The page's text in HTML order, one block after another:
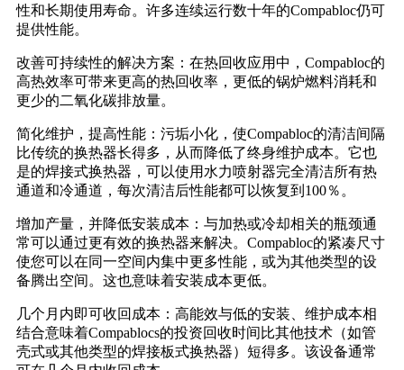
性和长期使用寿命。许多连续运行数十年的Compabloc仍可
提供性能。
改善可持续性的解决方案：在热回收应用中，Compabloc的
高热效率可带来更高的热回收率，更低的锅炉燃料消耗和
更少的二氧化碳排放量。
简化维护，提高性能：污垢小化，使Compabloc的清洁间隔
比传统的换热器长得多，从而降低了终身维护成本。它也
是的焊接式换热器，可以使用水力喷射器完全清洁所有热
通道和冷通道，每次清洁后性能都可以恢复到100％。
增加产量，并降低安装成本：与加热或冷却相关的瓶颈通
常可以通过更有效的换热器来解决。Compabloc的紧凑尺寸
使您可以在同一空间内集中更多性能，或为其他类型的设
备腾出空间。这也意味着安装成本更低。
几个月内即可收回成本：高能效与低的安装、维护成本相
结合意味着Compablocs的投资回收时间比其他技术（如管
壳式或其他类型的焊接板式换热器）短得多。该设备通常